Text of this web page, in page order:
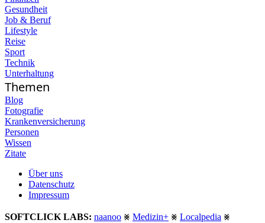
Gesundheit
Job & Beruf
Lifestyle
Reise
Sport
Technik
Unterhaltung
Themen
Blog
Fotografie
Krankenversicherung
Personen
Wissen
Zitate
Über uns
Datenschutz
Impressum
SOFTCLICK LABS: naanoo ⨳ Medizin+ ⨳ Localpedia ⨳